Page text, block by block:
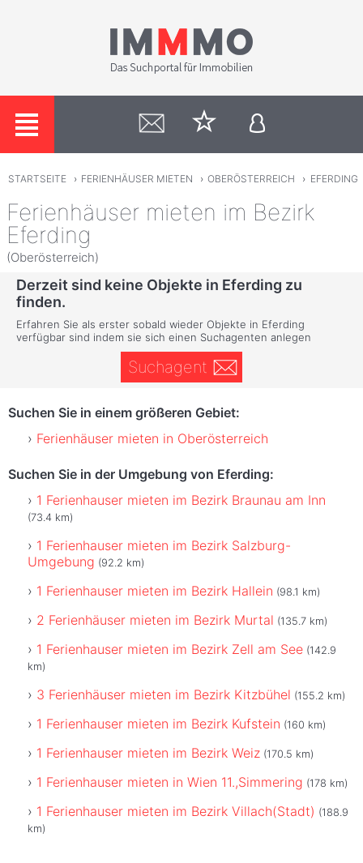
STARTSEITE › FERIENHÄUSER MIETEN › OBERÖSTERREICH › EFERDING
Ferienhäuser mieten im Bezirk
Eferding
(Oberösterreich)
Derzeit sind keine Objekte in Eferding zu
finden.
Erfahren Sie als erster sobald wieder Objekte in Eferding
verfügbar sind indem sie sich einen Suchagenten anlegen
Suchagent
Suchen Sie in einem größeren Gebiet:
Ferienhäuser mieten in Oberösterreich
Suchen Sie in der Umgebung von Eferding:
1 Ferienhauser mieten im Bezirk Braunau am Inn
(73.4 km)
1 Ferienhauser mieten im Bezirk Salzburg-
Umgebung (92.2 km)
1 Ferienhauser mieten im Bezirk Hallein (98.1 km)
2 Ferienhäuser mieten im Bezirk Murtal (135.7 km)
1 Ferienhauser mieten im Bezirk Zell am See (142.9
km)
3 Ferienhäuser mieten im Bezirk Kitzbühel (155.2 km)
1 Ferienhauser mieten im Bezirk Kufstein (160 km)
1 Ferienhauser mieten im Bezirk Weiz (170.5 km)
1 Ferienhauser mieten in Wien 11.,Simmering (178 km)
1 Ferienhauser mieten im Bezirk Villach(Stadt) (188.9
km)